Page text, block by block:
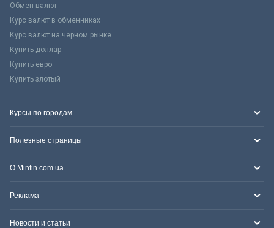
Обмен валют
Курс валют в обменниках
Курс валют на черном рынке
Купить доллар
Купить евро
Купить злотый
Курсы по городам
Полезные страницы
О Minfin.com.ua
Реклама
Новости и статьи